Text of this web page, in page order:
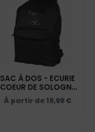
SAC À DOS - ECURIE
COEUR DE SOLOGNE
- NOIR - BM903
À partir de 19,99 €